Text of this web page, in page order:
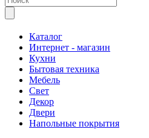
Каталог
Интернет - магазин
Кухни
Бытовая техника
Мебель
Свет
Декор
Двери
Напольные покрытия